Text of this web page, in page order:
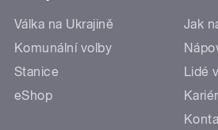
Válka na Ukrajině
Komunální volby
Stanice
eShop
Jak
Lidé